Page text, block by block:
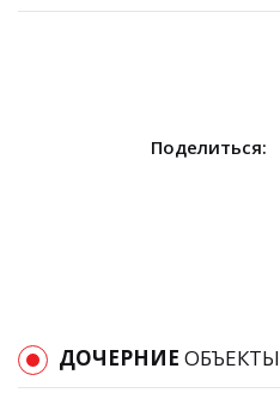
Поделиться:
ДОЧЕРНИЕ ОБЪЕКТЫ